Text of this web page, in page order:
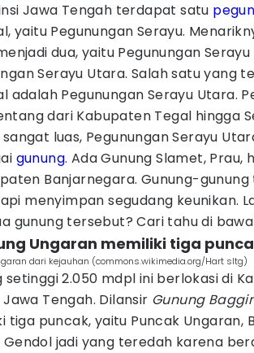
Jawa Tengah terdapat satu
yaitu Pegunungan Serayu.
dua, yaitu Pegunungan
Serayu Utara. Salah satu yang
adalah Pegunungan Serayu Utara.
dari Kabupaten Tegal hingga
luas, Pegunungan Serayu
gunung. Ada Gunung Slamet,
Banjarnegara. Gunung-
menyimpan segudang keunikan.
gunung tersebut? Cari tahu di
Ungaran memiliki tiga
dari kejauhan (commons.wikimedia.org/Hart sltg)
setinggi 2.050 mdpl ini berlokasi di
Jawa Tengah. Dilansir Gunung
tiga puncak, yaitu Puncak Ungaran,
Gendol jadi yang teredah karena